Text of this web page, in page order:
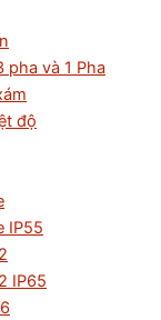
pha và 1 Pha
độ
IP55
IP65